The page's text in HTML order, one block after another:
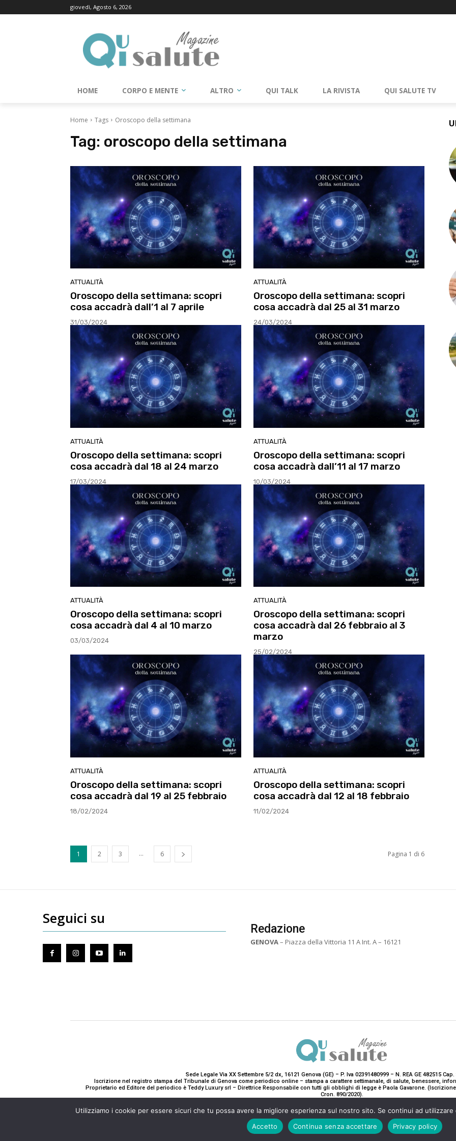
giovedì, Agosto 6, 2026
HOME CORPO E MENTE ALTRO QUI TALK LA RIVISTA QUI SALUTE TV
Home Tags Oroscopo della settimana
Tag: oroscopo della settimana
ATTUALITÀ
Oroscopo della settimana: scopri
cosa accadrà dall’1 al 7 aprile
31/03/2024
ATTUALITÀ
Oroscopo della settimana: scopri
cosa accadrà dal 25 al 31 marzo
24/03/2024
ATTUALITÀ
Oroscopo della settimana: scopri
cosa accadrà dal 18 al 24 marzo
17/03/2024
ATTUALITÀ
Oroscopo della settimana: scopri
cosa accadrà dall’11 al 17 marzo
10/03/2024
ATTUALITÀ
Oroscopo della settimana: scopri
cosa accadrà dal 4 al 10 marzo
03/03/2024
ATTUALITÀ
Oroscopo della settimana: scopri
cosa accadrà dal 26 febbraio al 3
marzo
25/02/2024
ATTUALITÀ
Oroscopo della settimana: scopri
cosa accadrà dal 19 al 25 febbraio
18/02/2024
ATTUALITÀ
Oroscopo della settimana: scopri
cosa accadrà dal 12 al 18 febbraio
11/02/2024
1 2 3 ... 6 Pagina 1 di 6
Seguici su
Redazione
GENOVA– Piazza della Vittoria 11 A Int. A – 16121
Sede Legale Via XX Settembre 5/2 dx, 16121 Genova (GE) – P. Iva 02391480999 – N. REA GE 482515
Iscrizione nel registro stampa del Tribunale di Genova come periodico online – stampa a carattere settimanale, di salute, benessere,
Proprietario ed Editore del periodico è Teddy Luxury srl – Direttrice Responsabile con tutti gli obblighi di legge è Paola Gavarone. (Iscrizione
Cron. 890/2020).
2020-2025© Teddy Luxury SRL
Utilizziamo i cookie per essere sicuri che tu possa avere la migliore esperienza sul nostro sito. Se continui ad
Accetto
Continua senza accettare Privacy policy